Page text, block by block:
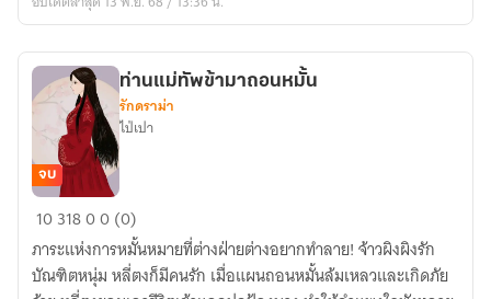
ท่าน
ข้า
มา
จบ
ท่านแม่ทัพข้ามาถอนหมั้น
รักดราม่า
ไป่เปา
1031800 (0)
ภาระแห่งการหมั้นหมายที่ต่างฝ่ายต่างอยากทำลาย! จ้าวผิงผิงรัก
บัณฑิตหนุ่ม หลี่ตงก็มีคนรัก เมื่อแผนถอนหมั้นล้มเหลวและเกิดภัย